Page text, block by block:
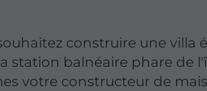
construire une villa
station balnéaire phare de
votre constructeur de